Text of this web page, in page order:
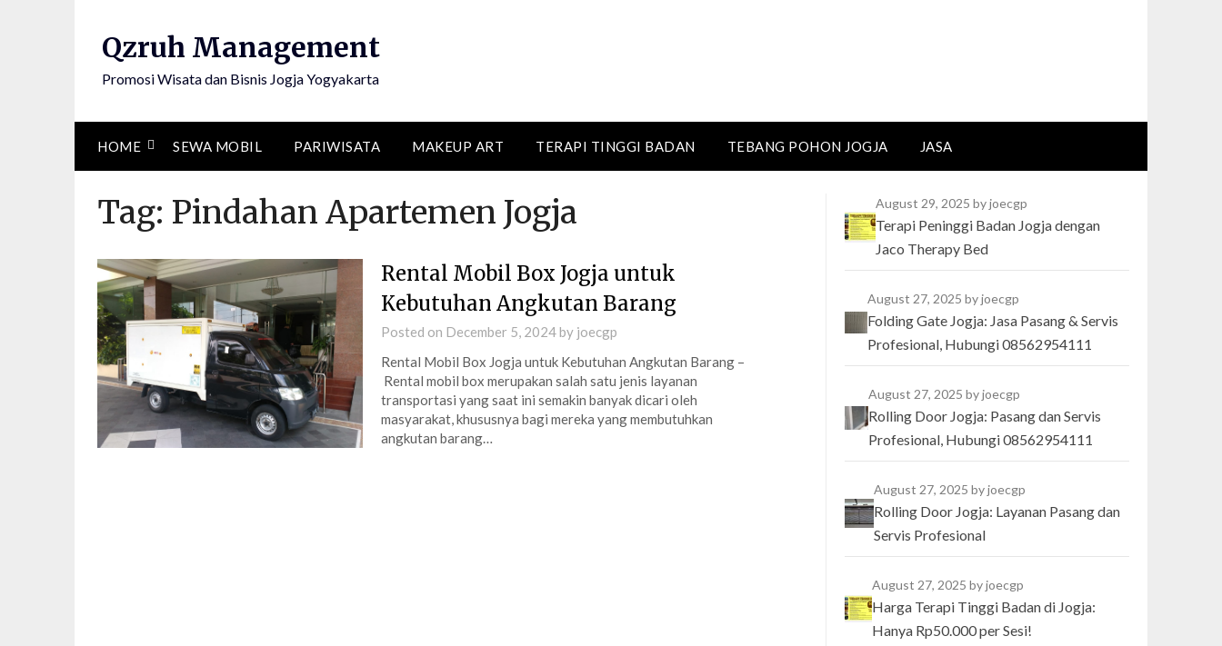
Qzruh Management
Promosi Wisata dan Bisnis Jogja Yogyakarta
HOME SEWA MOBIL PARIWISATA MAKEUP ART TERAPI TINGGI BADAN TEBANG POHON JOGJA JASA
Tag: Pindahan Apartemen Jogja
Rental Mobil Box Jogja untuk
Kebutuhan Angkutan Barang
Posted on December 5, 2024by joecgp
Rental Mobil Box Jogja untuk Kebutuhan Angkutan Barang –
Rental mobil box merupakan salah satu jenis layanan
transportasi yang saat ini semakin banyak dicari oleh
masyarakat, khususnya bagi mereka yang membutuhkan
angkutan barang…
August 29, 2025 by joecgp
Terapi Peninggi Badan Jogja dengan
Jaco Therapy Bed
August 27, 2025 by joecgp
Folding Gate Jogja: Jasa Pasang & Servis
Profesional, Hubungi 08562954111
August 27, 2025 by joecgp
Rolling Door Jogja: Pasang dan Servis
Profesional, Hubungi 08562954111
August 27, 2025 by joecgp
Rolling Door Jogja: Layanan Pasang dan
Servis Profesional
August 27, 2025 by joecgp
Harga Terapi Tinggi Badan di Jogja:
Hanya Rp50.000 per Sesi!